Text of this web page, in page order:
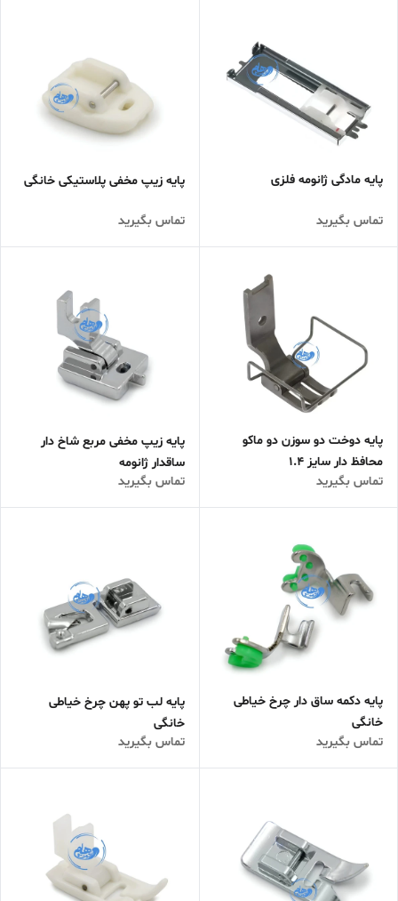
پایه مادگی ژانومه فلزی
تماس بگیرید
پایه زیپ مخفی پلاستیکی خانگی
تماس بگیرید
پایه دوخت دو سوزن دو ماکو
محافظ دار سایز 1.4
تماس بگیرید
پایه زیپ مخفی مربع شاخ دار
ساقدار ژانومه
تماس بگیرید
پایه دکمه ساق دار چرخ خیاطی
خانگی
تماس بگیرید
پایه لب تو پهن چرخ خیاطی
خانگی
تماس بگیرید